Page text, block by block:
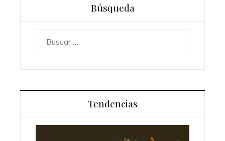
Búsqueda
Tendencias